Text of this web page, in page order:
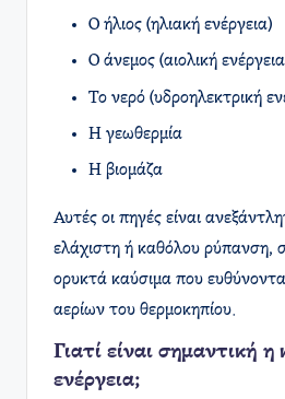
Ο ήλιος (ηλιακή ενέργεια)
Ο άνεμος (αιολική
Το νερό (υδροηλεκτρική
Η γεωθερμία
Η βιομάζα
Αυτές οι πηγές είναι
ελάχιστη ή καθόλου ρύπανση,
ορυκτά καύσιμα που
αερίων του θερμοκηπίου.
Γιατί είναι σημαντική η
ενέργεια;